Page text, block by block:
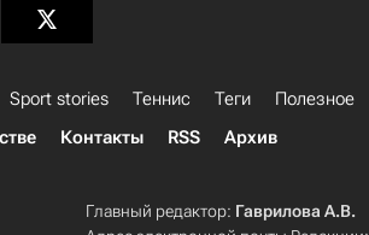
Sport stories Теннис Теги
Полезное
Контакты RSS Архив
Главный редактор: Гаврилова А.В.